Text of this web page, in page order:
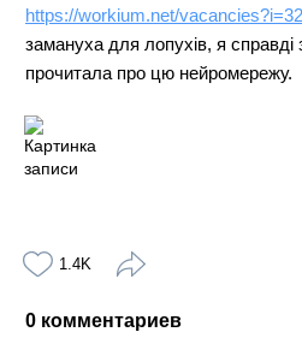
https://workium.net/
замануха для лопухів, я
прочитала про цю нейромережу.
1.4K
0 комментариев